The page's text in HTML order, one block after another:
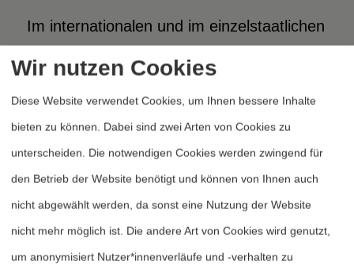
Im internationalen und im einzelstaatlichen
Kriegsdienstverweigerung nicht vom Recht
des Einzelnen auf Leben und Freiheit,
sondern von der Gedanken-, Religions-
oder Gewissensfreiheit abzuleiten.
Dementsprechend spricht man in den
meisten Sprachen nach dem Vorbild des
englischen »conscientious objection« von
Verweigerung aus Gewissensgründen. Im
Wir nutzen Cookies
Diese Website verwendet Cookies, um Ihnen bessere Inhalte
bieten zu können. Dabei sind zwei Arten von Cookies zu
unterscheiden. Die notwendigen Cookies werden zwingend für
den Betrieb der Website benötigt und können von Ihnen auch
nicht abgewählt werden, da sonst eine Nutzung der Website
nicht mehr möglich ist. Die andere Art von Cookies wird genutzt,
um anonymisiert Nutzer*innenverläufe und -verhalten zu